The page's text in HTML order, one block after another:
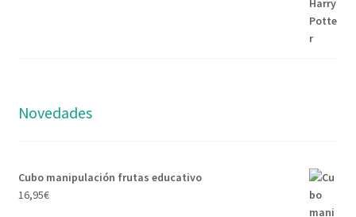
Novedades
Cubo manipulación frutas educativo
16,95€